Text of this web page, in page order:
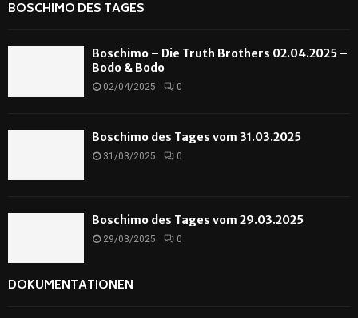
BOSCHIMO DES TAGES
Boschimo – Die Truth Brothers 02.04.2025 –
Bodo & Bodo
02/04/2025 0
Boschimo des Tages vom 31.03.2025
31/03/2025 0
Boschimo des Tages vom 29.03.2025
29/03/2025 0
DOKUMENTATIONEN